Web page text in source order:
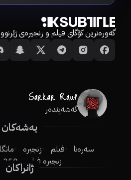
گەورەترین کۆگای فیلم و زنجیرەی
گەشەپێدەر
بەشەکان
سەرەتا فیلم زنجیرە مانگا
زنجیرە فیلم
250ـی مێژوو
ژانراکان